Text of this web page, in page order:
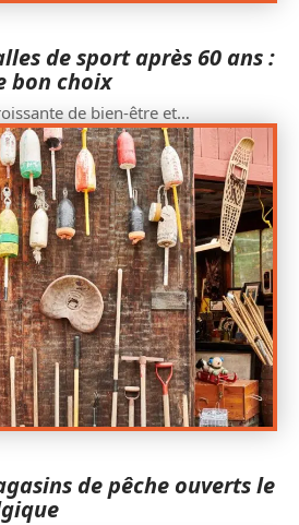
de sport après 60 ans :
bon choix
de bien-être et…
de pêche ouverts le